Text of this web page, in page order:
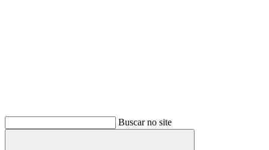
Buscar no site